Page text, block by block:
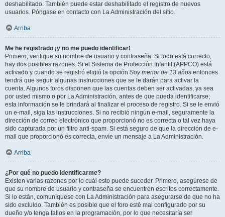
deshabilitado. También puede estar deshabilitado el registro de nuevos
usuarios. Póngase en contacto con La Administración del sitio.
Arriba
Me he registrado ¡y no me puedo identificar!
Primero, verifique su nombre de usuario y contraseña. Si todo está correcto,
hay dos posibles razones. Si el Sistema de Protección Infantil (APPCO) está
activado y cuando se registró eligió la opción Soy menor de 13 años entonces
tendrá que seguir algunas instrucciones que se le darán para activar la
cuenta. Algunos foros disponen que las cuentas deben ser activadas, ya sea
por usted mismo o por La Administración, antes de que pueda identificarse;
esta información se le brindará al finalizar el proceso de registro. Si se le envió
un e-mail, siga las instrucciones. Si no recibió ningún e-mail, seguramente la
dirección de correo electrónico que proporcionó no es correcta o tal vez haya
sido capturada por un filtro anti-spam. Si está seguro de que la dirección de e-
mail que proporcionó es correcta, envíe un mensaje a La Administración.
Arriba
¿Por qué no puedo identificarme?
Existen varias razones por lo cuál esto puede suceder. Primero, asegúrese de
que su nombre de usuario y contraseña se encuentren escritos correctamente.
Si lo están, comuníquese con La Administración para asegurarse de que no ha
sido excluido. También es posible que el foro esté mal configurado por su
dueño y/o tenga fallos en la programación, por lo que necesitaría ser